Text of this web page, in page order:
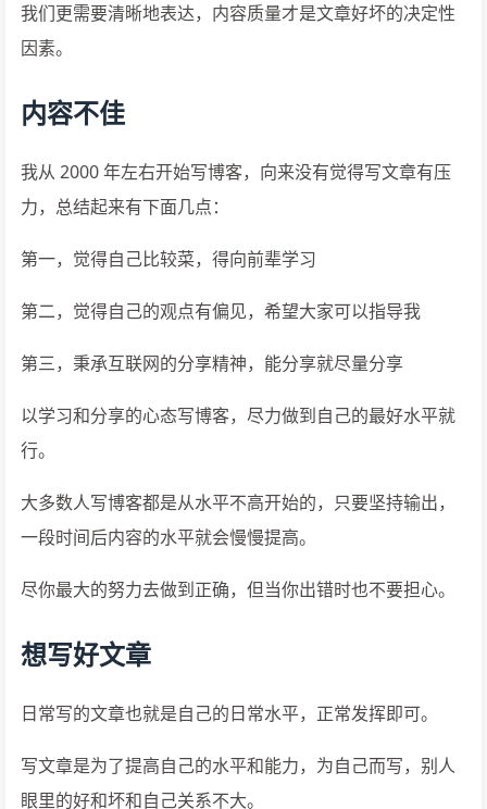
我们更需要清晰地表达，内容质量才是文章好坏的决定性
因素。
内容不佳
我从 2000 年左右开始写博客，向来没有觉得写文章有压
力，总结起来有下面几点：
第一，觉得自己比较菜，得向前辈学习
第二，觉得自己的观点有偏见，希望大家可以指导我
第三，秉承互联网的分享精神，能分享就尽量分享
以学习和分享的心态写博客，尽力做到自己的最好水平就
行。
大多数人写博客都是从水平不高开始的，只要坚持输出，
一段时间后内容的水平就会慢慢提高。
尽你最大的努力去做到正确，但当你出错时也不要担心。
想写好文章
日常写的文章也就是自己的日常水平，正常发挥即可。
写文章是为了提高自己的水平和能力，为自己而写，别人
眼里的好和坏和自己关系不大。